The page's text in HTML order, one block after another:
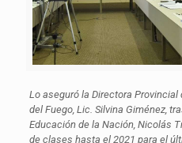
Lo aseguró la Directora Provincial
del Fuego, Lic. Silvina Giménez,
Educación de la Nación, Nicolás
de clases hasta el 2021 para el